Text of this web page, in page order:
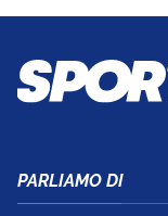
PARLIAMO DI